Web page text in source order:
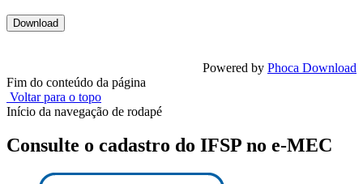
Powered by Phoca Download
Fim do conteúdo da página
Voltar para o topo
Início da navegação de rodapé
Consulte o cadastro do IFSP no e-MEC